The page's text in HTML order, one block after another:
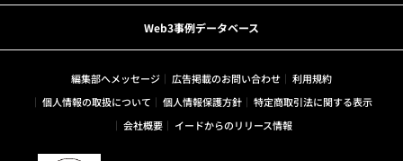
Web3事例データベース
編集部へメッセージ 広告掲載のお問い合わせ
利用規約
個人情報の取扱について
個人情報保護方針
特定商取引法に関する表示
会社概要
イードからのリリース情報